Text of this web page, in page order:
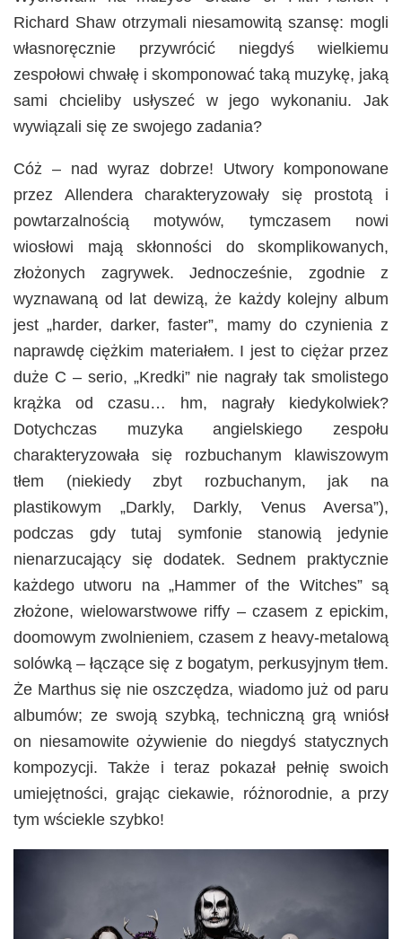
Richard Shaw otrzymali niesamowitą szansę: mogli
własnoręcznie przywrócić niegdyś wielkiemu
zespołowi chwałę i skomponować taką muzykę, jaką
sami chcieliby usłyszeć w jego wykonaniu. Jak
wywiązali się ze swojego zadania?
Cóż – nad wyraz dobrze! Utwory komponowane
przez Allendera charakteryzowały się prostotą i
powtarzalnością motywów, tymczasem nowi
wiosłowi mają skłonności do skomplikowanych,
złożonych zagrywek. Jednocześnie, zgodnie z
wyznawaną od lat dewizą, że każdy kolejny album
jest „harder, darker, faster”, mamy do czynienia z
naprawdę ciężkim materiałem. I jest to ciężar przez
duże C – serio, „Kredki” nie nagrały tak smolistego
krążka od czasu… hm, nagrały kiedykolwiek?
Dotychczas muzyka angielskiego zespołu
charakteryzowała się rozbuchanym klawiszowym
tłem (niekiedy zbyt rozbuchanym, jak na
plastikowym „Darkly, Darkly, Venus Aversa”),
podczas gdy tutaj symfonie stanowią jedynie
nienarzucający się dodatek. Sednem praktycznie
każdego utworu na „Hammer of the Witches” są
złożone, wielowarstwowe riffy – czasem z epickim,
doomowym zwolnieniem, czasem z heavy-metalową
solówką – łączące się z bogatym, perkusyjnym tłem.
Że Marthus się nie oszczędza, wiadomo już od paru
albumów; ze swoją szybką, techniczną grą wniósł
on niesamowite ożywienie do niegdyś statycznych
kompozycji. Także i teraz pokazał pełnię swoich
umiejętności, grając ciekawie, różnorodnie, a przy
tym wściekle szybko!